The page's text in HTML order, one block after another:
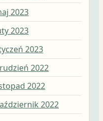
2023
2023
2023
2022
2022
2022